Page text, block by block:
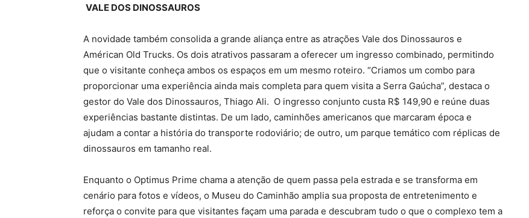
VALE DOS DINOSSAUROS
A novidade também consolida a grande aliança entre as atrações Vale dos Dinossauros e
Américan Old Trucks. Os dois atrativos passaram a oferecer um ingresso combinado, permitindo
que o visitante conheça ambos os espaços em um mesmo roteiro. “Criamos um combo para
proporcionar uma experiência ainda mais completa para quem visita a Serra Gaúcha”, destaca o
gestor do Vale dos Dinossauros, Thiago Ali. O ingresso conjunto custa R$ 149,90 e reúne duas
experiências bastante distintas. De um lado, caminhões americanos que marcaram época e
ajudam a contar a história do transporte rodoviário; de outro, um parque temático com réplicas de
dinossauros em tamanho real.
Enquanto o Optimus Prime chama a atenção de quem passa pela estrada e se transforma em
cenário para fotos e vídeos, o Museu do Caminhão amplia sua proposta de entretenimento e
reforça o convite para que visitantes façam uma parada e descubram tudo o que o complexo tem a